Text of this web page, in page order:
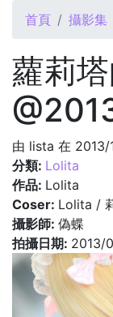
您在這
首頁 攝影集
蘿莉
由 lista 在 2013/
分類: Lolita
作品: Lolita
Coser: Lolita /
攝影師: 偽蝶
拍攝日期: 2013/